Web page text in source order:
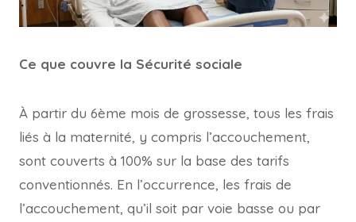
Ce que couvre la Sécurité sociale
À partir du 6ème mois de grossesse, tous les frais
liés à la maternité, y compris l’accouchement,
sont couverts à 100% sur la base des tarifs
conventionnés. En l’occurrence, les frais de
l’accouchement, qu’il soit par voie basse ou par